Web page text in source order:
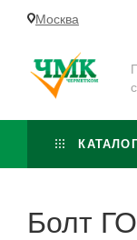
Москва
Болт